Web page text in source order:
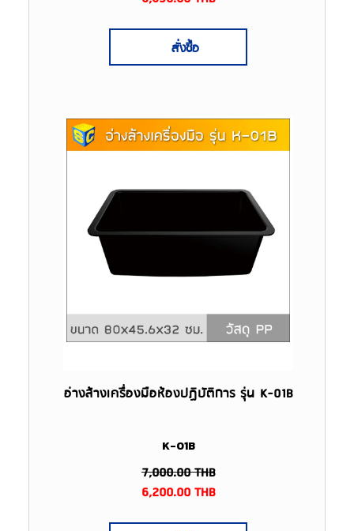
สั่งซื้อ
อ่างล้างเครื่องมือห้องปฏิบัติการ รุ่น K-01B
K-01B
7,000.00THB
6,200.00THB